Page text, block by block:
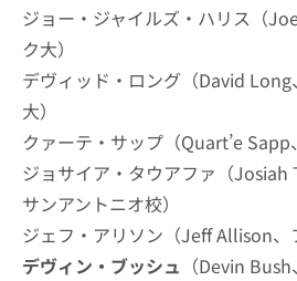
ジョー・ジャイルズ・ハリス（
ク大）
デヴィッド・ロング（David
大）
クァーテ・サップ（Quart’e Sapp
ジョサイア・タウアファ（Josiah
サンアントニオ校）
ジェフ・アリソン（Jeff Allison、
デヴィン・ブッシュ （Devin